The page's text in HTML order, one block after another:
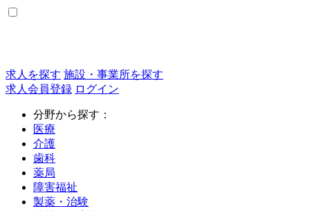
求人を探す 施設・事業所を探す
求人会員登録 ログイン
分野から探す：
医療
介護
歯科
薬局
障害福祉
製薬・治験